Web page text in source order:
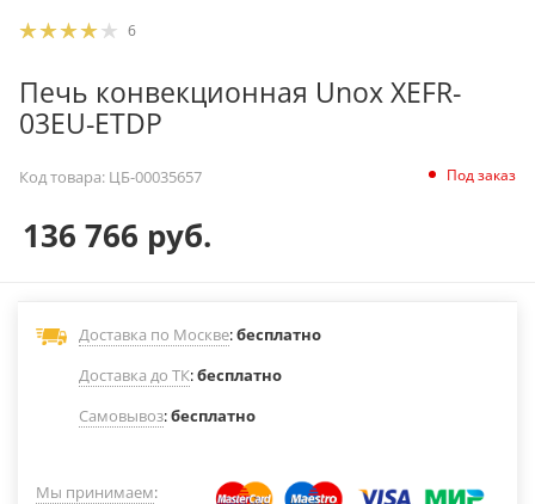
6
Печь конвекционная Unox XEFR-
03EU-ETDP
Код товара: ЦБ-00035657 Под заказ
136 766 руб.
Доставка по Москве:бесплатно
Доставка до ТК:бесплатно
Самовывоз:бесплатно
Мы принимаем: